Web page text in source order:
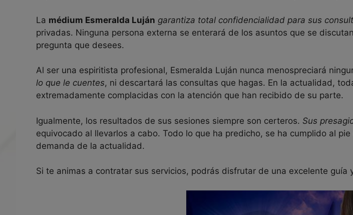
La médium Esmeralda Luján garantiza total confidencialidad para sus
privadas. Ninguna persona externa se enterará de los asuntos que se
pregunta que desees.
Al ser una espiritista profesional, Esmeralda Luján nunca menospreciará
lo que le cuentes, ni descartará las consultas que hagas. En la actualidad,
extremadamente complacidas con la atención que han recibido de su parte.
Igualmente, los resultados de sus sesiones siempre son certeros. Sus
equivocado al llevarlos a cabo. Todo lo que ha predicho, se ha cumplido al
demanda de la actualidad.
Si te animas a contratar sus servicios, podrás disfrutar de una excelente